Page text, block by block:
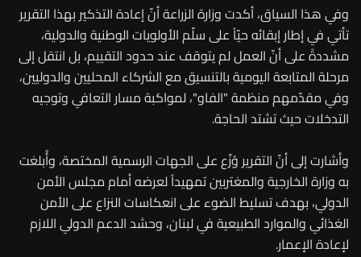
وفي هذا السياق، أكدت وزارة الزراعة أنّ إعادة التذكير بهذا التقرير
تأتي في إطار إبقائه حيّاً على سلّم الأولويات الوطنية والدولية،
مشددةً على أنّ العمل لم يتوقف عند حدود التقييم، بل انتقل إلى
مرحلة المتابعة اليومية بالتنسيق مع الشركاء المحليين والدوليين،
وفي مقدّمهم منظمة "الفاو"، لمواكبة مسار التعافي وتوجيه
التدخلات حيث تشتد الحاجة.
وأشارت إلى أنّ التقرير وُزّع على الجهات الرسمية المختصة، وأُبلغت
به وزارة الخارجية والمغتربين تمهيداً لعرضه أمام مجلس الأمن
الدولي، بهدف تسليط الضوء على انعكاسات النزاع على الأمن
الغذائي والموارد الطبيعية في لبنان، وحشد الدعم الدولي اللازم
لإعادة الإعمار.